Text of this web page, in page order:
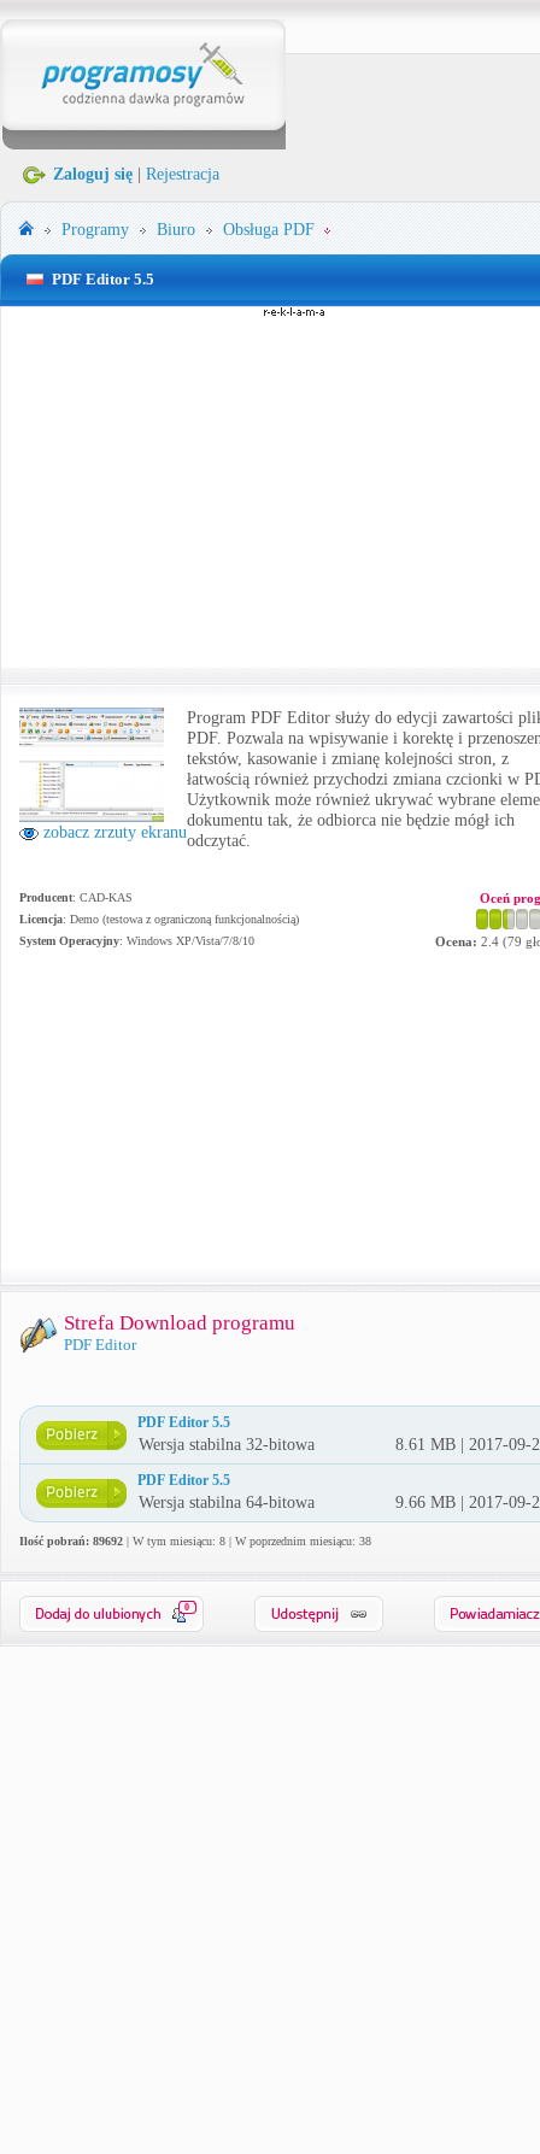
Zaloguj się Rejestracja
Programy Biuro Obsługa PDF
PDF Editor 5.5
zobacz zrzuty ekranu
Program PDF Editor służy do edycji zawartości
PDF. Pozwala na wpisywanie i korektę i
tekstów, kasowanie i zmianę kolejności stron, z
łatwością również przychodzi zmiana czcionki w
Użytkownik może również ukrywać wybrane
dokumentu tak, że odbiorca nie będzie mógł ich
odczytać.
Producent: CAD-KAS
Licencja: Demo (testowa z ograniczoną funkcjonalnością)
System Operacyjny: Windows XP/Vista/7/8/10
Oceń
Ocena: 2.4 (79
Strefa Download programu
PDF Editor
PDF Editor 5.5
Wersja stabilna 32-bitowa 8.61 MB | 2017-09-
PDF Editor 5.5
Wersja stabilna 64-bitowa 9.66 MB | 2017-09-
Ilość pobrań: 89692 | W tym miesiącu: 8 | W poprzednim miesiącu: 38
0